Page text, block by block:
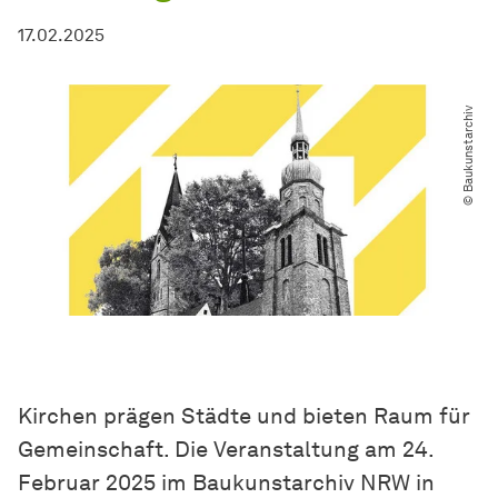
17.02.2025
© Baukunstarchiv
Kirchen prägen Städte und bieten Raum für
Gemeinschaft. Die Veranstaltung am 24.
Februar 2025 im Baukunstarchiv NRW in